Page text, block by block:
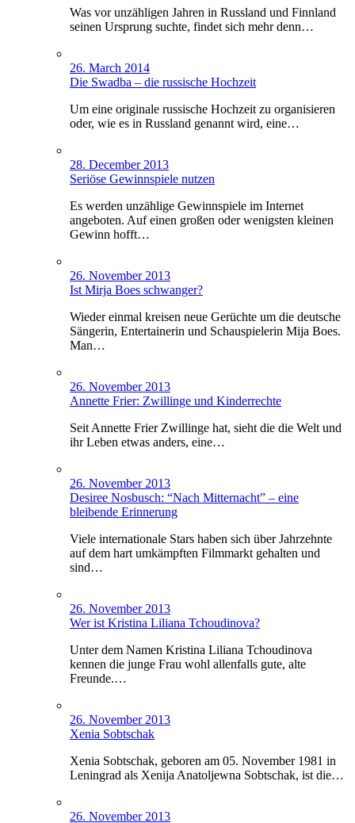
Was vor unzähligen Jahren in Russland und Finnland
seinen Ursprung suchte, findet sich mehr denn…
26. March 2014
Die Swadba – die russische Hochzeit
Um eine originale russische Hochzeit zu organisieren
oder, wie es in Russland genannt wird, eine…
28. December 2013
Seriöse Gewinnspiele nutzen
Es werden unzählige Gewinnspiele im Internet
angeboten. Auf einen großen oder wenigsten kleinen
Gewinn hofft…
26. November 2013
Ist Mirja Boes schwanger?
Wieder einmal kreisen neue Gerüchte um die deutsche
Sängerin, Entertainerin und Schauspielerin Mija Boes.
Man…
26. November 2013
Annette Frier: Zwillinge und Kinderrechte
Seit Annette Frier Zwillinge hat, sieht die die Welt und
ihr Leben etwas anders, eine…
26. November 2013
Desiree Nosbusch: “Nach Mitternacht” – eine
bleibende Erinnerung
Viele internationale Stars haben sich über Jahrzehnte
auf dem hart umkämpften Filmmarkt gehalten und
sind…
26. November 2013
Wer ist Kristina Liliana Tchoudinova?
Unter dem Namen Kristina Liliana Tchoudinova
kennen die junge Frau wohl allenfalls gute, alte
Freunde.…
26. November 2013
Xenia Sobtschak
Xenia Sobtschak, geboren am 05. November 1981 in
Leningrad als Xenija Anatoljewna Sobtschak, ist die…
26. November 2013